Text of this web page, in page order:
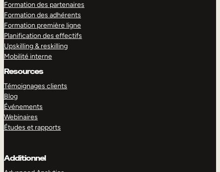
Formation des partenaires
Formation des adhérents
Formation première ligne
Planification des effectifs
Upskilling & reskilling
Mobilité interne
Resources
Témoignages clients
Blog
Événements
Webinaires
Études et rapports
Additionnel